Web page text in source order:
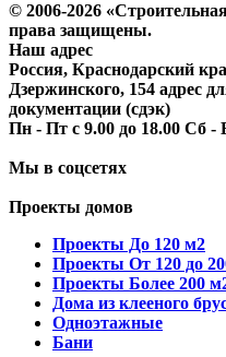
© 2006-2026
права защищены.
Наш адрес
Россия, Краснодарский
Дзержинского, 154 адрес
документации (сдэк)
Пн - Пт с 9.00 до 18.00 Сб -
Мы в соцсетях
Проекты домов
Проекты До 120 м2
Проекты От 120 до
Проекты Более 200
Дома из клееного
Одноэтажные
Бани